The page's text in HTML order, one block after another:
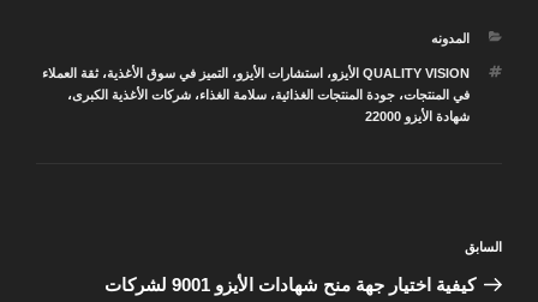
التصنيفات
المدونه
الوسوم
QUALITY VISION الأيزو ، استشارات الأيزو، التميز في سوق الأغذية،ثقة العملاء
في المنتجات،جودة المنتجات الغذائية،سلامة الغذاء،شركات الأغذية الكبرى،
شهادة الأيزو 22000
المقالة
السابقة
السابق
كيفية اختيار جهة منح شهادات الأيزو 9001 لشركات